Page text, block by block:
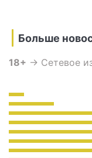
Больше
18+ → Сетевое
30.03.2022
службой по
информационных
коммуникаций